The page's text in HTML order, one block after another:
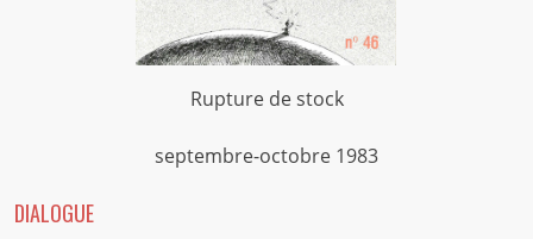
Rupture de stock
septembre-octobre 1983
DIALOGUE